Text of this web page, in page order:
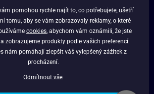
pomohou rychle najít to, co potřebujete, ušetří
tomu, aby se vám zobrazovaly reklamy, o které
cookies , abychom vám oznámili, že jste
zobrazujeme produkty podle vašich preferencí.
nám pomáhají zlepšit váš vylepšený zážitek z
procházení.
Odmítnout vše